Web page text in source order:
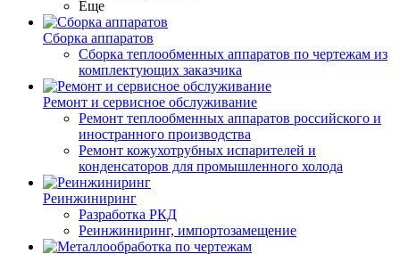
Еще
Сборка аппаратов
Сборка теплообменных аппаратов по чертежам из
комплектующих заказчика
Ремонт и сервисное обслуживание
Ремонт теплообменных аппаратов российского и
иностранного производства
Ремонт кожухотрубных испарителей и
конденсаторов для промышленного холода
Реинжиниринг
Разработка РКД
Реинжиниринг, импортозамещение